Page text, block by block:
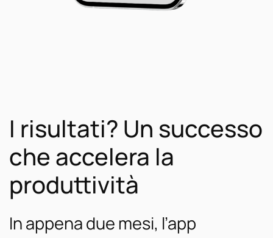
I risultati? Un successo
che accelera la
produttività
In appena due mesi, l’app